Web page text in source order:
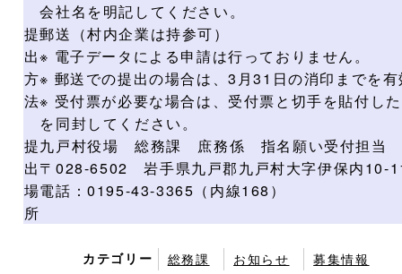
会社名を明記してください。
提
出
方
法
郵送（村内企業は持参可）
※ 電子データによる申請は行っておりません。
※ 郵送での提出の場合は、3月31日の消印までを
※ 受付票が必要な場合は、受付票と切手を貼付し
を同封してください。
提
出
場
所
九戸村役場 総務課 庶務係 指名願い受付担当
〒028-6502 岩手県九戸郡九戸村大字伊保内10-
電話：0195-43-3365（内線168）
カテゴリー 総務課 お知らせ 募集情報